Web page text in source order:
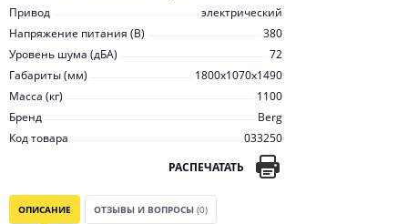
Привод
электрический
Напряжение питания (В)
380
Уровень шума (дБА)
72
Габариты (мм)
1800x1070x1490
Масса (кг)
1100
Бренд
Berg
Код товара
033250
РАСПЕЧАТАТЬ
ОПИСАНИЕ ОТЗЫВЫ И ВОПРОСЫ (0)